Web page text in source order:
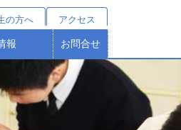
の方へ アクセス
報
項
度会
談
果
費用
ーション
の方へ
クール
説明会
お問合せ